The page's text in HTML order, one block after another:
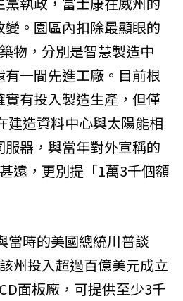
。園區內扣除最顯眼的
物，分別是智慧製造中
一間先進工廠。目前根
有投入製造生產，但僅
建造資料中心與太陽能相
器，與當年對外宣稱的
遠，更別提「1萬3千個額
時的美國總統川普談
州投入超過百億美元成立
面板廠，可提供至少3千